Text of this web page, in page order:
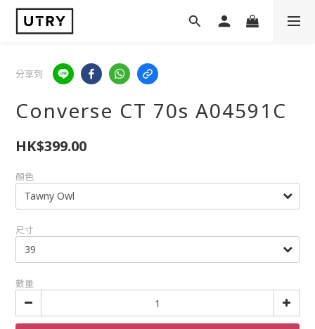
分享到
Converse CT 70s A04591C
HK$399.00
顏色
尺寸
數量